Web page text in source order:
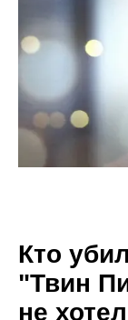
Кто
"Твин
не